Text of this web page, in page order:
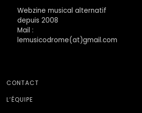
Webzine musical alternatif
depuis 2008
Mail :
lemusicodrome(at)gmail.com
CONTACT
L’ÉQUIPE